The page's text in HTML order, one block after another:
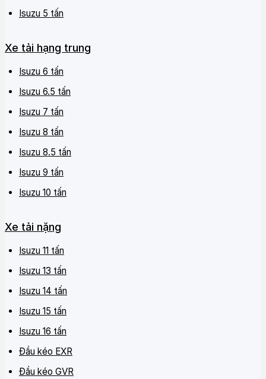
Isuzu 5 tấn
Xe tải hạng trung
Isuzu 6 tấn
Isuzu 6.5 tấn
Isuzu 7 tấn
Isuzu 8 tấn
Isuzu 8.5 tấn
Isuzu 9 tấn
Isuzu 10 tấn
Xe tải nặng
Isuzu 11 tấn
Isuzu 13 tấn
Isuzu 14 tấn
Isuzu 15 tấn
Isuzu 16 tấn
Đầu kéo EXR
Đầu kéo GVR